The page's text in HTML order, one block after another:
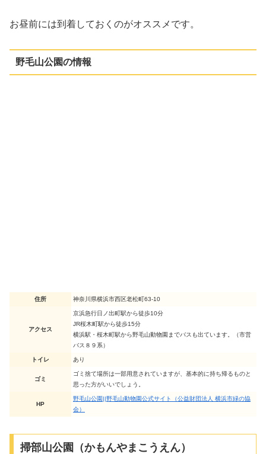
お昼前には到着しておくのがオススメです。
野毛山公園の情報
住所 神奈川県横浜市西区老松町63-10
アクセス
京浜急行日ノ出町駅から徒歩10分
JR桜木町駅から徒歩15分
横浜駅・桜木町駅から野毛山動物園までバスも出ています。（市営
バス８９系）
トイレ あり
ゴミ
ゴミ捨て場所は一部用意されていますが、基本的に持ち帰るものと
思った方がいいでしょう。
HP
野毛山公園||野毛山動物園公式サイト（公益財団法人 横浜市緑の協
会）
掃部山公園（かもんやまこうえん）